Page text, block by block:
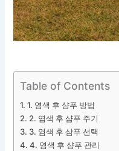
Table of Contents
1. 염색 후 샴푸 방법
2. 염색 후 샴푸 주기
3. 염색 후 샴푸 선택
4. 염색 후 샴푸 관리